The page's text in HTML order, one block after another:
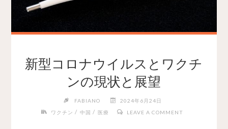
新型コロナウイルスとワクチ
ンの現状と展望
FABIANO
2024年6月24日
ワクチン / 中国 / 医療 LEAVE A COMMENT